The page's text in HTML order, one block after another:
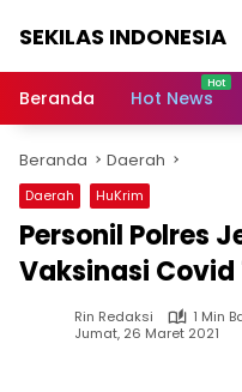
SEKILAS INDONESIA
Terkini,
Latest
World,
Headlines,
News
Today
Beranda Hot News
Beranda Daerah
Daerah HuKrim
Personil Polres
Vaksinasi Covid
Rin Redaksi
1 Min
Jumat, 26 Maret 2021